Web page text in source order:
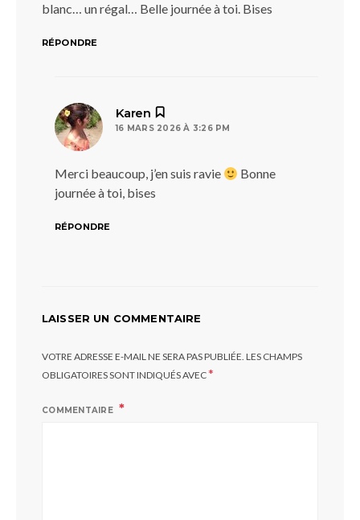
blanc… un régal… Belle journée à toi. Bises
RÉPONDRE
Karen
16 MARS 2026 À 3:26 PM
Merci beaucoup, j’en suis ravie
Bonne
journée à toi, bises
RÉPONDRE
LAISSER UN COMMENTAIRE
VOTRE ADRESSE E-MAIL NE SERA PAS PUBLIÉE. LES CHAMPS
OBLIGATOIRES SONT INDIQUÉS AVEC*
COMMENTAIRE